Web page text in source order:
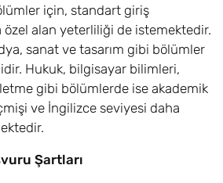
Eylül £17.600
8,10
için, standart giriş
özel alan yeterliliği de istemektedir.
sanat ve tasarım gibi bölümler
Hukuk, bilgisayar bilimleri,
gibi bölümlerde ise akademik
ve İngilizce seviyesi daha
Şartları